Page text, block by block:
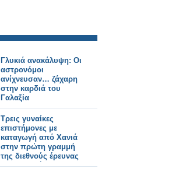
Γλυκιά ανακάλυψη: Οι
αστρονόμοι
ανίχνευσαν… ζάχαρη
στην καρδιά του
Γαλαξία
Τρεις γυναίκες
επιστήμονες με
καταγωγή από Χανιά
στην πρώτη γραμμή
της διεθνούς έρευνας
στη φυσική